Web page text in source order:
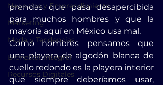
Negocios y Emprendimiento
Marketing
Moda y Tendencias
Bienestar Integral
Recursos Digitales
prendas que pasa desapercibida
para muchos hombres y que la
mayoría aquí en México usa mal.
Como hombres pensamos que
una playera de algodón blanca de
cuello redondo es la playera interior
que siempre deberíamos usar,